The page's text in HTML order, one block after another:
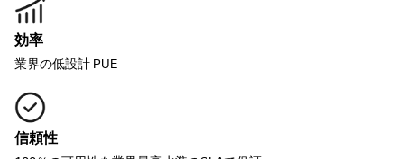
効率
業界の低設計 PUE
信頼性